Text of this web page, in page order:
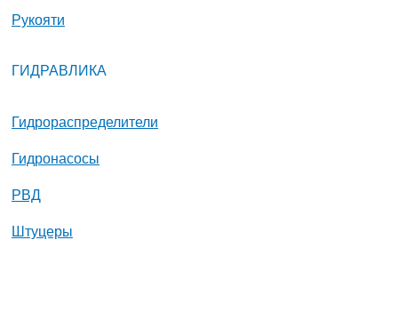
Рукояти
ГИДРАВЛИКА
Гидрораспределители
Гидронасосы
РВД
Штуцеры